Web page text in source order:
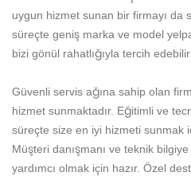
uygun hizmet sunan bir firmayı da
süreçte geniş marka ve model
bizi gönül rahatlığıyla tercih
Güvenli servis ağına sahip olan
hizmet sunmaktadır. Eğitimli ve
süreçte size en iyi hizmeti sunmak
Müşteri danışmanı ve teknik
yardımcı olmak için hazır. Özel